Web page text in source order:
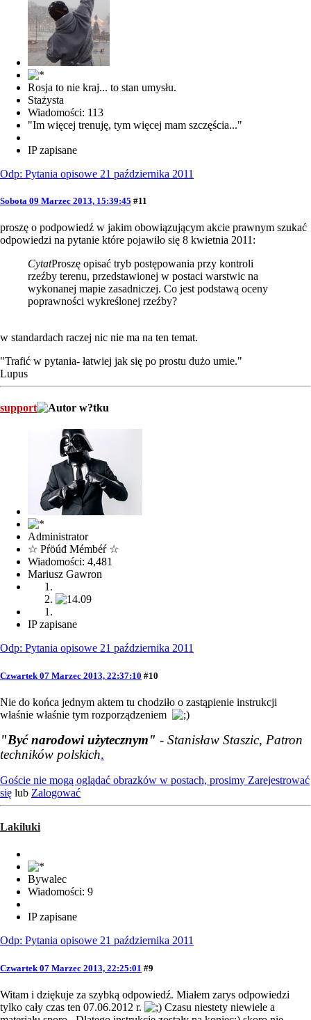
Rosja to nie kraj... to stan umysłu.
Stażysta
Wiadomości: 113
"Im więcej trenuję, tym więcej mam szczęścia..."
IP zapisane
Odp: Pytania opisowe 21 października 2011
Sobota 09 Marzec 2013, 15:39:45 #11
proszę o podpowiedź w jakim obowiązującym akcie prawnym szukać
odpowiedzi na pytanie które pojawiło się 8 kwietnia 2011:
CytatProszę opisać tryb postępowania przy kontroli
rzeźby terenu, przedstawionej w postaci warstwic na
wykonanej mapie zasadniczej. Co jest podstawą oceny
poprawności wykreślonej rzeźby?
w standardach raczej nic nie ma na ten temat.
"Trafić w pytania- łatwiej jak się po prostu dużo umie."
Lupus
support
Administrator
☆ Pŕöúđ Mémbéŕ ☆
Wiadomości: 4,481
Mariusz Gawron
IP zapisane
Odp: Pytania opisowe 21 października 2011
Czwartek 07 Marzec 2013, 22:37:10 #10
Nie do końca jednym aktem tu chodziło o zastąpienie instrukcji
właśnie właśnie tym rozporządzeniem
"Być narodowi użytecznym" - Stanisław Staszic, Patron
techników polskich.
Goście nie mogą oglądać obrazków w postach, prosimy Zarejestrować
się lub Zalogować
Lakiluki
Bywalec
Wiadomości: 9
IP zapisane
Odp: Pytania opisowe 21 października 2011
Czwartek 07 Marzec 2013, 22:25:01 #9
Witam i dziękuje za szybką odpowiedź. Miałem zarys odpowiedzi
tylko cały czas ten 07.06.2012 r.
Czasu niestety niewiele a